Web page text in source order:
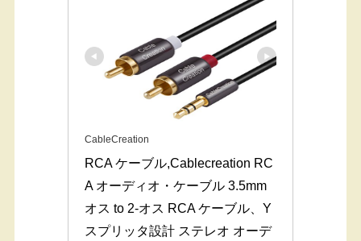
CableCreation
RCA ケーブル,Cablecreation RC
A オーディオ・ケーブル 3.5mm
オス to 2-オス RCA ケーブル、Y
スプリッタ設計 ステレオ オーデ